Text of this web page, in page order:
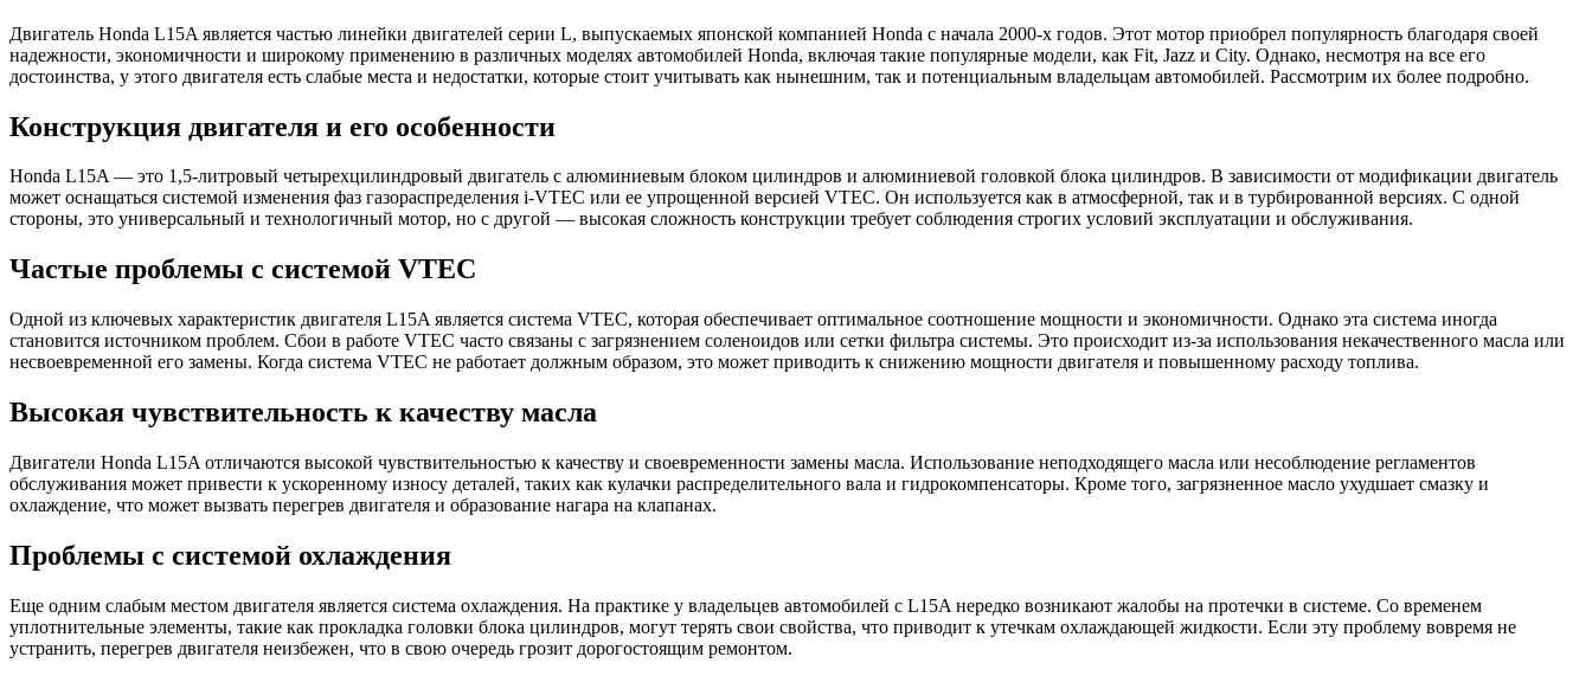
Двигатель Honda L15A является частью линейки двигателей серии L, выпускаемых японской компанией Honda с начала 2000-х годов. Этот мотор приобрел популярность благодаря своей
надежности, экономичности и широкому применению в различных моделях автомобилей Honda, включая такие популярные модели, как Fit, Jazz и City. Однако, несмотря на все его
достоинства, у этого двигателя есть слабые места и недостатки, которые стоит учитывать как нынешним, так и потенциальным владельцам автомобилей. Рассмотрим их более подробно.
Конструкция двигателя и его особенности
Honda L15A — это 1,5-литровый четырехцилиндровый двигатель с алюминиевым блоком цилиндров и алюминиевой головкой блока цилиндров. В зависимости от модификации двигатель
может оснащаться системой изменения фаз газораспределения i-VTEC или ее упрощенной версией VTEC. Он используется как в атмосферной, так и в турбированной версиях. С одной
стороны, это универсальный и технологичный мотор, но с другой — высокая сложность конструкции требует соблюдения строгих условий эксплуатации и обслуживания.
Частые проблемы с системой VTEC
Одной из ключевых характеристик двигателя L15A является система VTEC, которая обеспечивает оптимальное соотношение мощности и экономичности. Однако эта система иногда
становится источником проблем. Сбои в работе VTEC часто связаны с загрязнением соленоидов или сетки фильтра системы. Это происходит из-за использования некачественного масла или
несвоевременной его замены. Когда система VTEC не работает должным образом, это может приводить к снижению мощности двигателя и повышенному расходу топлива.
Высокая чувствительность к качеству масла
Двигатели Honda L15A отличаются высокой чувствительностью к качеству и своевременности замены масла. Использование неподходящего масла или несоблюдение регламентов
обслуживания может привести к ускоренному износу деталей, таких как кулачки распределительного вала и гидрокомпенсаторы. Кроме того, загрязненное масло ухудшает смазку и
охлаждение, что может вызвать перегрев двигателя и образование нагара на клапанах.
Проблемы с системой охлаждения
Еще одним слабым местом двигателя является система охлаждения. На практике у владельцев автомобилей с L15A нередко возникают жалобы на протечки в системе. Со временем
уплотнительные элементы, такие как прокладка головки блока цилиндров, могут терять свои свойства, что приводит к утечкам охлаждающей жидкости. Если эту проблему вовремя не
устранить, перегрев двигателя неизбежен, что в свою очередь грозит дорогостоящим ремонтом.